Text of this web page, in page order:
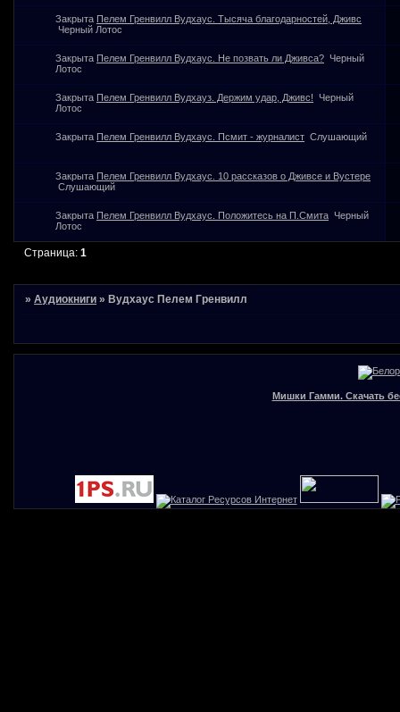
Закрыта Пелем Гренвилл Вудхаус. Тысяча благодарностей, Дживс
Черный Лотос
Закрыта Пелем Гренвилл Вудхаус. Не позвать ли Дживса? Черный
Лотос
Закрыта Пелем Гренвилл Вудхауз. Держим удар, Дживс! Черный
Лотос
Закрыта Пелем Гренвилл Вудхаус. Псмит - журналист Слушающий
Закрыта Пелем Гренвилл Вудхаус. 10 рассказов о Дживсе и Вустере
Слушающий
Закрыта Пелем Гренвилл Вудхаус. Положитесь на П.Смита Черный
Лотос
Страница:1
»Аудиокниги » Вудхаус Пелем Гренвилл
Мишки Гамми. Скачать